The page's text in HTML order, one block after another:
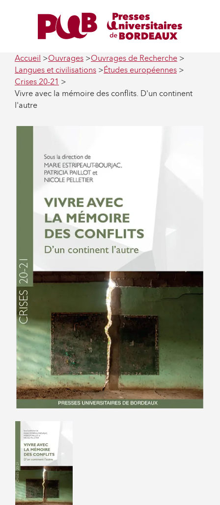
Accueil Ouvrages
Ouvrages de Recherche
Langues et civilisations
Études européennes
Crises 20-21
Vivre avec la mémoire des conflits. D'un continent
l'autre